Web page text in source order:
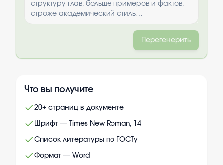
Перегенерить
Что вы получите
20+ страниц в документе
Шрифт — Times New Roman, 14
Список литературы по ГОСТу
Формат — Word